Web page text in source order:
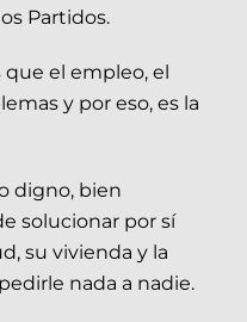
Partidos.
el empleo, el
y por eso, es la
digno, bien
solucionar por sí
su vivienda y la
nada a nadie.